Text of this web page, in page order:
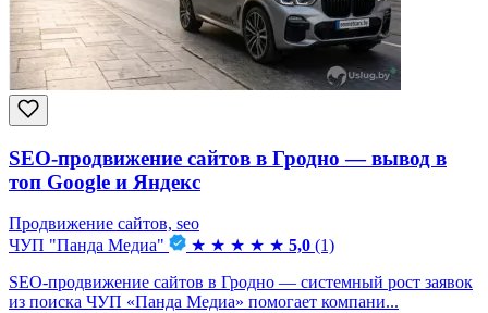
SEO-продвижение сайтов в Гродно — вывод в
топ Google и Яндекс
Продвижение сайтов, seo
ЧУП "Панда Медиа"
★ ★ ★ ★ ★ 5,0 (1)
SEO-продвижение сайтов в Гродно — системный рост заявок
из поиска ЧУП «Панда Медиа» помогает компани...